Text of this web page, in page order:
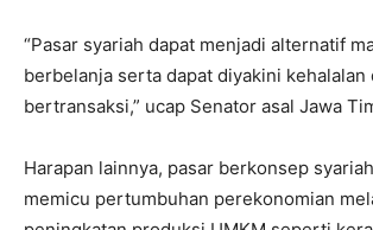
“Pasar syariah dapat menjadi alternatif
berbelanja serta dapat diyakini kehalalan
bertransaksi,” ucap Senator asal Jawa
Harapan lainnya, pasar berkonsep
memicu pertumbuhan perekonomian